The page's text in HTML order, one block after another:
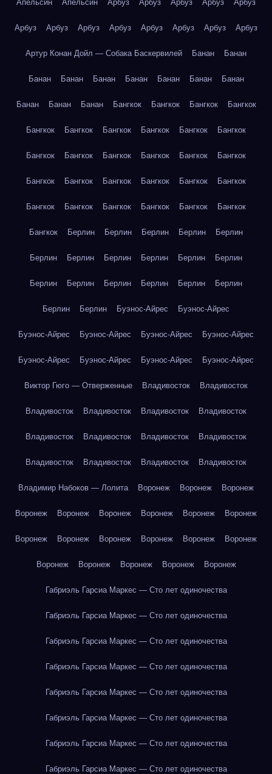
Апельсин Апельсин Арбуз Арбуз Арбуз Арбуз Арбуз
Арбуз Арбуз Арбуз Арбуз Арбуз Арбуз Арбуз Арбуз
Артур Конан Дойл — Собака Баскервилей Банан Банан
Банан Банан Банан Банан Банан Банан Банан
Банан Банан Банан Бангкок Бангкок Бангкок Бангкок
Бангкок Бангкок Бангкок Бангкок Бангкок Бангкок
Бангкок Бангкок Бангкок Бангкок Бангкок Бангкок
Бангкок Бангкок Бангкок Бангкок Бангкок Бангкок
Бангкок Бангкок Бангкок Бангкок Бангкок Бангкок
Бангкок Берлин Берлин Берлин Берлин Берлин
Берлин Берлин Берлин Берлин Берлин Берлин
Берлин Берлин Берлин Берлин Берлин Берлин
Берлин Берлин Буэнос-Айрес Буэнос-Айрес
Буэнос-Айрес Буэнос-Айрес Буэнос-Айрес Буэнос-Айрес
Буэнос-Айрес Буэнос-Айрес Буэнос-Айрес Буэнос-Айрес
Виктор Гюго — Отверженные Владивосток Владивосток
Владивосток Владивосток Владивосток Владивосток
Владивосток Владивосток Владивосток Владивосток
Владивосток Владивосток Владивосток Владивосток
Владимир Набоков — Лолита Воронеж Воронеж Воронеж
Воронеж Воронеж Воронеж Воронеж Воронеж Воронеж
Воронеж Воронеж Воронеж Воронеж Воронеж Воронеж
Воронеж Воронеж Воронеж Воронеж Воронеж
Габриэль Гарсиа Маркес — Сто лет одиночества
Габриэль Гарсиа Маркес — Сто лет одиночества
Габриэль Гарсиа Маркес — Сто лет одиночества
Габриэль Гарсиа Маркес — Сто лет одиночества
Габриэль Гарсиа Маркес — Сто лет одиночества
Габриэль Гарсиа Маркес — Сто лет одиночества
Габриэль Гарсиа Маркес — Сто лет одиночества
Габриэль Гарсиа Маркес — Сто лет одиночества